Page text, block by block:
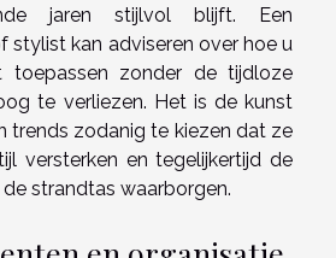
jaren stijlvol blijft. Een
stylist kan adviseren over hoe u
toepassen zonder de tijdloze
te verliezen. Het is de kunst
trends zodanig te kiezen dat ze
versterken en tegelijkertijd de
strandtas waarborgen.